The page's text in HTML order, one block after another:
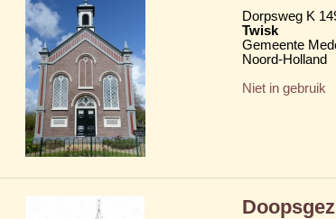
Dorpsweg K
Twisk
Gemeente
Noord-Holland
Niet in gebruik